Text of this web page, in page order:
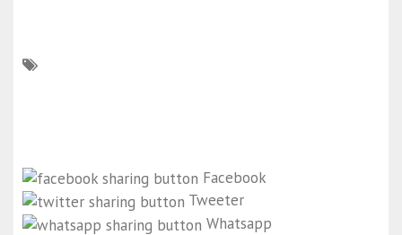
Facebook
Tweeter
Whatsapp